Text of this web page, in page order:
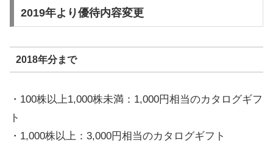
2019年より優待内容変更
2018年分まで
・100株以上1,000株未満：1,000円相当のカタログギフ
ト
・1,000株以上：3,000円相当のカタログギフト